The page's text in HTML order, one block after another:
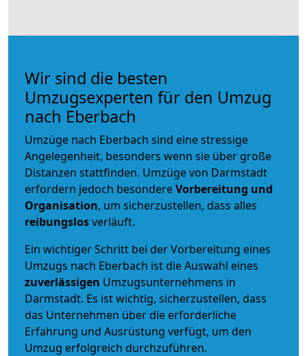
Wir sind die besten
Umzugsexperten für den Umzug
nach Eberbach
Umzüge nach Eberbach sind eine stressige
Angelegenheit, besonders wenn sie über große
Distanzen stattfinden. Umzüge von Darmstadt
erfordern jedoch besondereVorbereitung und
Organisation, um sicherzustellen, dass alles
reibungslosverläuft.
Ein wichtiger Schritt bei der Vorbereitung eines
Umzugs nach Eberbach ist die Auswahl eines
zuverlässigen Umzugsunternehmens in
Darmstadt. Es ist wichtig, sicherzustellen, dass
das Unternehmen über die erforderliche
Erfahrung und Ausrüstung verfügt, um den
Umzug erfolgreich durchzuführen.